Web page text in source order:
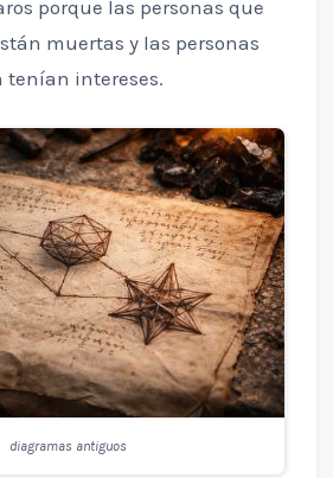
porque las personas que
muertas y las personas
tenían intereses.
diagramas antiguos